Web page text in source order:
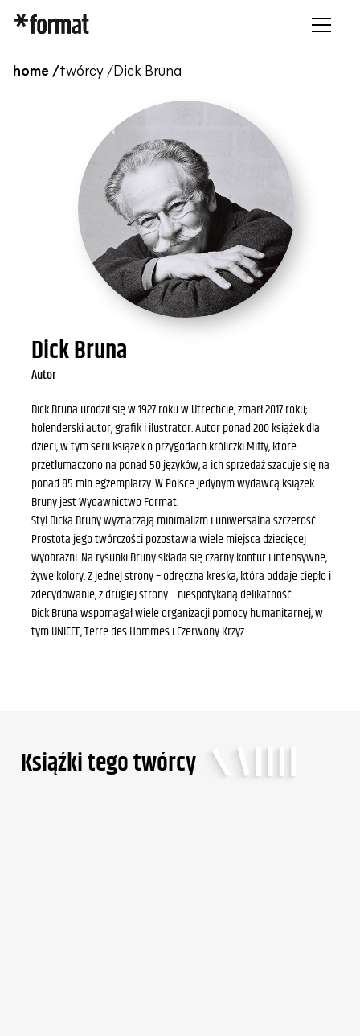
home /twórcy / Dick Bruna
Dick Bruna
Autor
Dick Bruna urodził się w 1927 roku w Utrechcie, zmarł 2017 roku;
holenderski autor, grafik i ilustrator. Autor ponad 200 książek dla
dzieci, w tym serii książek o przygodach króliczki Miffy, które
przetłumaczono na ponad 50 języków, a ich sprzedaż szacuje się na
ponad 85 mln egzemplarzy. W Polsce jedynym wydawcą książek
Bruny jest Wydawnictwo Format.
Styl Dicka Bruny wyznaczają minimalizm i uniwersalna szczerość.
Prostota jego twórczości pozostawia wiele miejsca dziecięcej
wyobraźni. Na rysunki Bruny składa się czarny kontur i intensywne,
żywe kolory. Z jednej strony – odręczna kreska, która oddaje ciepło i
zdecydowanie, z drugiej strony – niespotykaną delikatność.
Dick Bruna wspomagał wiele organizacji pomocy humanitarnej, w
tym UNICEF, Terre des Hommes i Czerwony Krzyż.
Ksiąźki tego twórcy